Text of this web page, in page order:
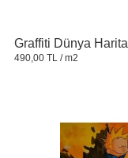
Graffiti Dünya
490,00 TL / m2